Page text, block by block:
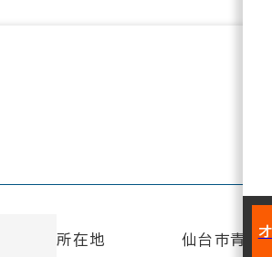
所在地 仙台市青